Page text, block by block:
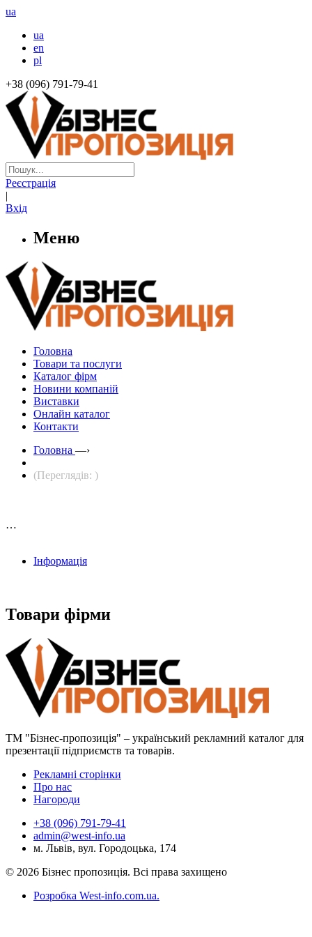
ua
ua
en
pl
+38 (096) 791-79-41
Реєстрація
|
Вхід
Меню
Головна
Товари та послуги
Каталог фірм
Новини компаній
Виставки
Онлайн каталог
Контакти
Головна —›
(Переглядів: )
…
Інформація
Товари фірми
ТМ "Бізнес-пропозиція" – український рекламний каталог для
презентації підприємств та товарів.
Рекламні сторінки
Про нас
Нагороди
+38 (096) 791-79-41
admin@west-info.ua
м. Львів, вул. Городоцька, 174
© 2026 Бізнес пропозиція. Всі права захищено
Розробка West-info.com.ua.